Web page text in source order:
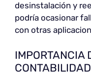
desinstalación y
podría ocasionar
con otras
IMPORTANCIA
CONTABILIDAD